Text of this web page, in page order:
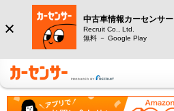
中古車情報カーセンサー
Recruit Co., Ltd.
無料 － Google Play